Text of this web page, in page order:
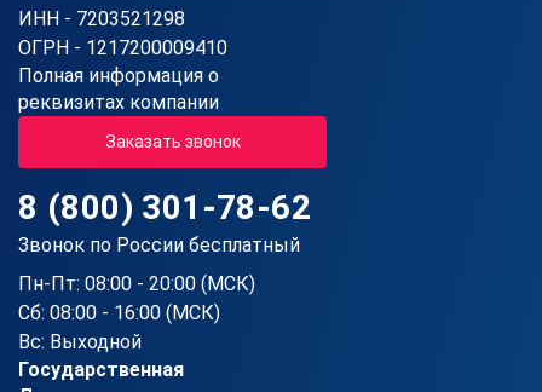
ИНН - 7203521298
ОГРН - 1217200009410
Полная информация о
реквизитах компании
Заказать звонок
8 (800) 301-78-62
Звонок по России бесплатный
Пн-Пт: 08:00 - 20:00 (МСК)
Сб: 08:00 - 16:00 (МСК)
Вс: Выходной
Государственная